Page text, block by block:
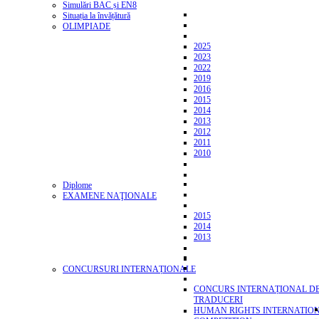
Simulări BAC și EN8
Situația la învățătură
OLIMPIADE
2025
2023
2022
2019
2016
2015
2014
2013
2012
2011
2010
Diplome
EXAMENE NAŢIONALE
2015
2014
2013
CONCURSURI INTERNAȚIONALE
CONCURS INTERNAȚIONAL
TRADUCERI
HUMAN RIGHTS